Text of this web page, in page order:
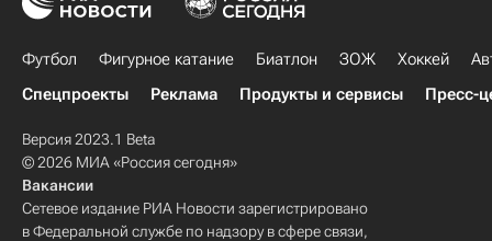
Футбол Фигурное катание Биатлон ЗОЖ Хоккей
Спецпроекты
Реклама Продукты и сервисы Пресс-
Версия 2023.1 Beta
© 2026 МИА «Россия сегодня»
Вакансии
Сетевое издание РИА Новости зарегистрировано
в Федеральной службе по надзору в сфере связи,